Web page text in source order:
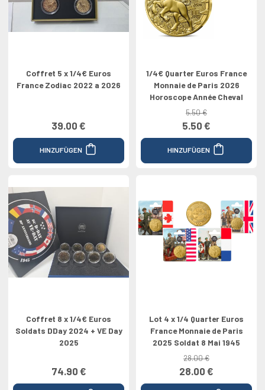
Coffret 5 x 1/4€ Euros
France Zodiac 2022 a 2026
39.00 €
HINZUFÜGEN
1/4€ Quarter Euros France
Monnaie de Paris 2026
Horoscope Année Cheval
5.50 €
5.50 €
HINZUFÜGEN
Coffret 8 x 1/4€ Euros
Soldats DDay 2024 + VE Day
2025
74.90 €
Lot 4 x 1/4 Quarter Euros
France Monnaie de Paris
2025 Soldat 8 Mai 1945
28.00 €
28.00 €